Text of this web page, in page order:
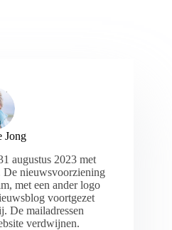
Jong
augustus 2023 met
De nieuwsvoorziening
met een ander logo
voortgezet
De mailadressen
verdwijnen.